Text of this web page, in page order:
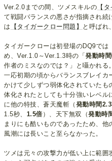
Ver.2.0までの間、ツメスキルの 【
て戦闘バランスの悪さが指摘され
は
【タイガークロー問題】 と呼ばれ
タイガークローは初登場のDQ9で
め、Ver.1.0～Ver.1.3時の「発動時
作者のミスなのでは？」と囁かれる。
一応初期の頃からバランスブレイカ
かけて少しずつ弱体化されていた
体化されたとしても十分強いレベル
に他の特技、蒼天魔斬（ 発動時間
1.5秒、 1.5倍 ）、天下無双（発動時
まりにも酷いものであったため、
風潮には長いこと至らなかった。
ツメは元々の攻撃力が低い上に範